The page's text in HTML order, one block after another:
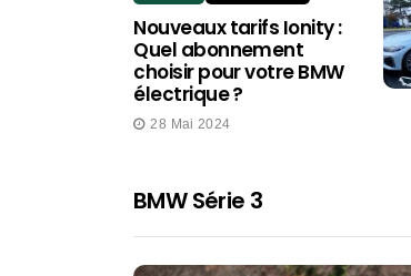
Nouveaux tarifs Ionity :
Quel abonnement
choisir pour votre BMW
électrique ?
28 Mai 2024
BMW Série 3